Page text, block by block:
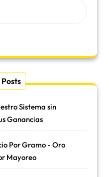
Sistema sin
Ganancias
Por Gramo - Oro
Mayoreo